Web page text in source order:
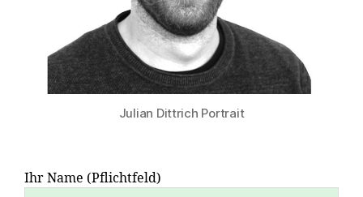
Julian Dittrich Portrait
Ihr Name (Pflichtfeld)